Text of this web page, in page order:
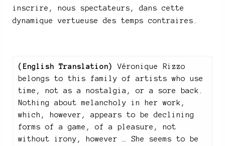
inscrire, nous spectateurs, dans cette
dynamique vertueuse des temps contraires.
(English Translation)
Véronique Rizzo
belongs to this family of artists who use
time, not as a nostalgia, or a sore back.
Nothing about melancholy in her work,
which, however, appears to be declining
forms of a game, of a pleasure, not
without irony, however … She seems to be